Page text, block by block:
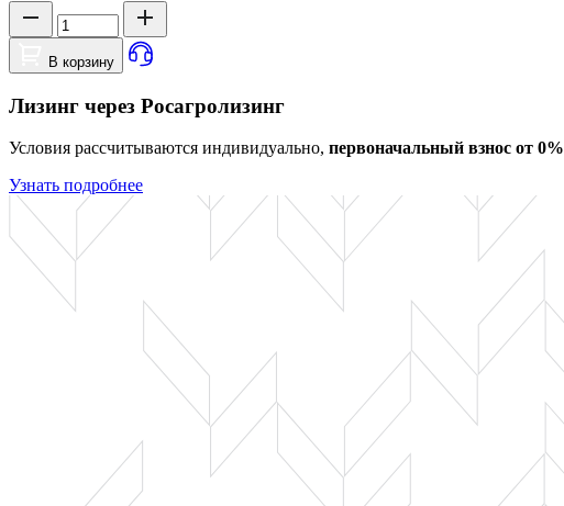
В корзину
Лизинг через Росагролизинг
Условия рассчитываются индивидуально, первоначальный взнос от 0%
Узнать подробнее